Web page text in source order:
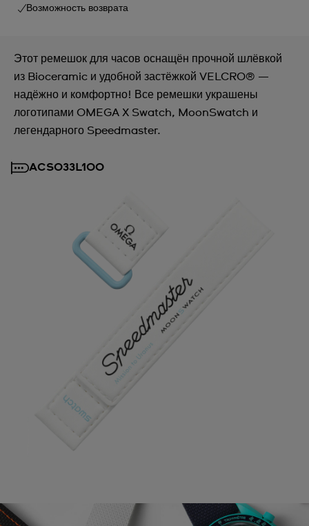
Возможность возврата
Этот ремешок для часов оснащён прочной шлёвкой
из Bioceramic и удобной застёжкой VELCRO® —
надёжно и комфортно! Все ремешки украшены
логотипами OMEGA X Swatch, MoonSwatch и
легендарного Speedmaster.
ACSO33L100